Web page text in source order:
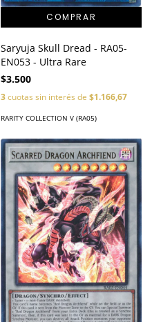
Saryuja Skull Dread - RA05-
EN053 - Ultra Rare
$3.500
3cuotas sin interés de $1.166,67
RARITY COLLECTION V (RA05)